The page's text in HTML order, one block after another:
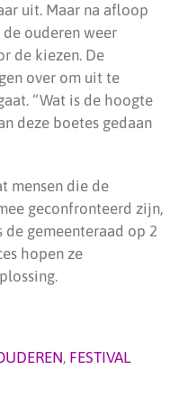
uit. Maar na afloop
ouderen weer
de kiezen. De
over om uit te
“Wat is de hoogte
deze boetes gedaan
mensen die de
geconfronteerd zijn,
de gemeenteraad op 2
hopen ze
, FESTIVAL